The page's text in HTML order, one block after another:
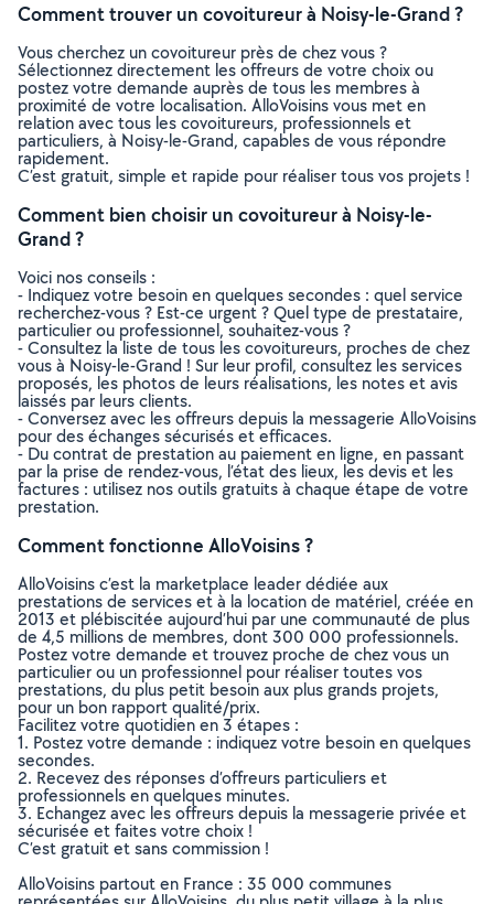
Comment trouver un covoitureur à Noisy-le-Grand ?
Vous cherchez un covoitureur près de chez vous ?
Sélectionnez directement les offreurs de votre choix ou
postez votre demande auprès de tous les membres à
proximité de votre localisation. AlloVoisins vous met en
relation avec tous les covoitureurs, professionnels et
particuliers, à Noisy-le-Grand, capables de vous répondre
rapidement.
C’est gratuit, simple et rapide pour réaliser tous vos projets !
Comment bien choisir un covoitureur à Noisy-le-
Grand ?
Voici nos conseils :
- Indiquez votre besoin en quelques secondes : quel service
recherchez-vous ? Est-ce urgent ? Quel type de prestataire,
particulier ou professionnel, souhaitez-vous ?
- Consultez la liste de tous les covoitureurs, proches de chez
vous à Noisy-le-Grand ! Sur leur profil, consultez les services
proposés, les photos de leurs réalisations, les notes et avis
laissés par leurs clients.
- Conversez avec les offreurs depuis la messagerie AlloVoisins
pour des échanges sécurisés et efficaces.
- Du contrat de prestation au paiement en ligne, en passant
par la prise de rendez-vous, l’état des lieux, les devis et les
factures : utilisez nos outils gratuits à chaque étape de votre
prestation.
Comment fonctionne AlloVoisins ?
AlloVoisins c’est la marketplace leader dédiée aux
prestations de services et à la location de matériel, créée en
2013 et plébiscitée aujourd’hui par une communauté de plus
de 4,5 millions de membres, dont 300 000 professionnels.
Postez votre demande et trouvez proche de chez vous un
particulier ou un professionnel pour réaliser toutes vos
prestations, du plus petit besoin aux plus grands projets,
pour un bon rapport qualité/prix.
Facilitez votre quotidien en 3 étapes :
1. Postez votre demande : indiquez votre besoin en quelques
secondes.
2. Recevez des réponses d’offreurs particuliers et
professionnels en quelques minutes.
3. Echangez avec les offreurs depuis la messagerie privée et
sécurisée et faites votre choix !
C’est gratuit et sans commission !
AlloVoisins partout en France : 35 000 communes